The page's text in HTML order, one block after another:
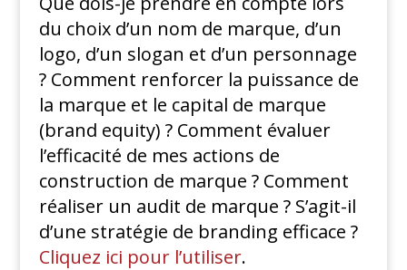
du choix d’un nom de marque, d’un
logo, d’un slogan et d’un personnage
? Comment renforcer la puissance de
la marque et le capital de marque
(brand equity) ? Comment évaluer
l’efficacité de mes actions de
construction de marque ? Comment
réaliser un audit de marque ? S’agit-il
d’une stratégie de branding efficace ?
Cliquez ici pour l’utiliser.